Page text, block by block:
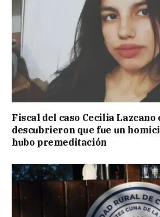
Fiscal del caso Cecilia
descubrieron que fue un
hubo premeditación